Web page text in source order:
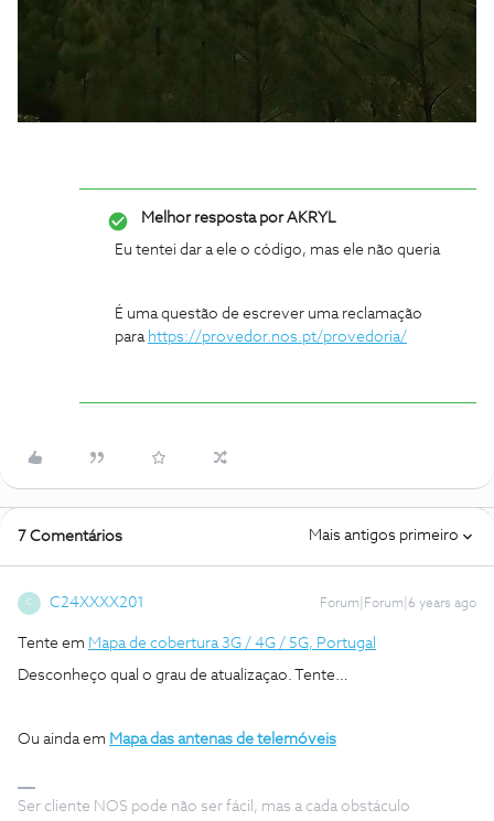
Melhor resposta porAKRYL
Eu tentei dar a ele o código, mas ele não queria
É uma questão de escrever uma reclamação
para https://provedor.nos.pt/provedoria/
7 Comentários Mais antigos primeiro
C C24XXXX201 Forum|Forum|6 years ago
Tente em Mapa de cobertura 3G / 4G / 5G, Portugal
Desconheço qual o grau de atualizaçao. Tente…
Ou ainda em Mapa das antenas de telemóveis
Ser cliente NOS pode não ser fácil, mas a cada obstáculo